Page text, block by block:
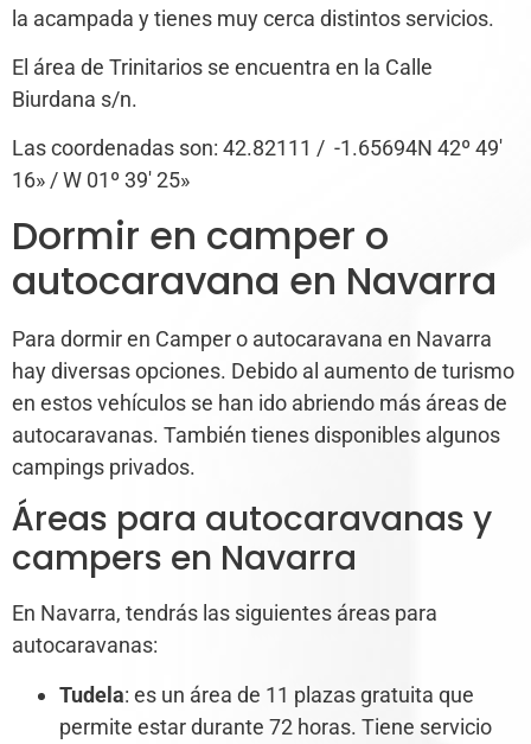
la acampada y tienes muy cerca distintos servicios.
El área de Trinitarios se encuentra en la Calle
Biurdana s/n.
Las coordenadas son: 42.82111 / -1.65694N 42º 49′
16» / W 01º 39′ 25»
Dormir en camper o
autocaravana en Navarra
Para dormir en Camper o autocaravana en Navarra
hay diversas opciones. Debido al aumento de turismo
en estos vehículos se han ido abriendo más áreas de
autocaravanas. También tienes disponibles algunos
campings privados.
Áreas para autocaravanas y
campers en Navarra
En Navarra, tendrás las siguientes áreas para
autocaravanas:
Tudela: es un área de 11 plazas gratuita que
permite estar durante 72 horas. Tiene servicio